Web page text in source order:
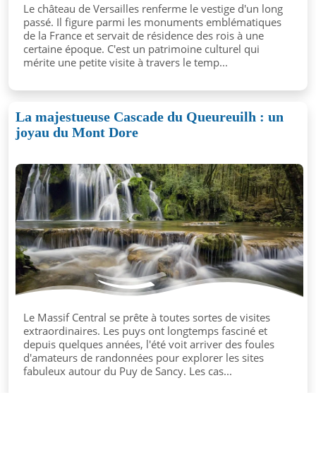
Le château de Versailles renferme le vestige d'un long
passé. Il figure parmi les monuments emblématiques
de la France et servait de résidence des rois à une
certaine époque. C'est un patrimoine culturel qui
mérite une petite visite à travers le temp...
La majestueuse Cascade du Queureuilh : un
joyau du Mont Dore
Le Massif Central se prête à toutes sortes de visites
extraordinaires. Les puys ont longtemps fasciné et
depuis quelques années, l'été voit arriver des foules
d'amateurs de randonnées pour explorer les sites
fabuleux autour du Puy de Sancy. Les cas...